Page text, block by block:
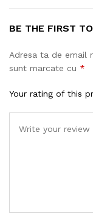
BE THE FIRST
Adresa ta de email
sunt marcate cu *
Your rating of this